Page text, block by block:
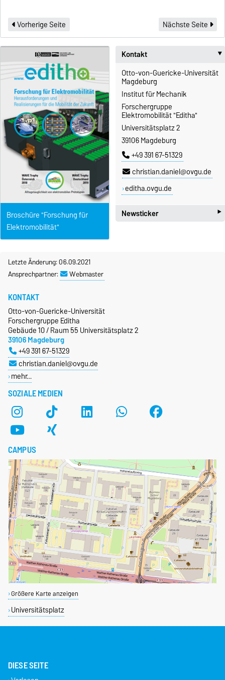
Vorherige Seite Nächste Seite
Kontakt
Otto-von-Guericke-Universität
Magdeburg
Institut für Mechanik
Forschergruppe
Elektromobilität "Editha"
Universitätsplatz 2
39106 Magdeburg
+49 391 67-51329
christian.daniel@ovgu.de
editha.ovgu.de
Newsticker ‣
Broschüre "Forschung für
Elektromobilität"
Letzte Änderung: 06.09.2021
Ansprechpartner:
Webmaster
SOZIALE MEDIEN
KONTAKT
Otto-von-Guericke-Universität
Forschergruppe Editha
Gebäude 10 / Raum 55 Universitätsplatz 2
39106 Magdeburg
+49 391 67-51329
christian.daniel@ovgu.de
mehr…
CAMPUS
Größere Karte anzeigen
Universitätsplatz
DIESE SEITE